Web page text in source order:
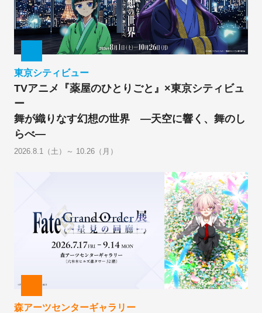
東京シティビュー
TVアニメ『薬屋のひとりごと』×東京シティビュ
ー
舞が織りなす幻想の世界 ―天空に響く、舞のし
らべ―
2026.8.1（土）～ 10.26（月）
森アーツセンターギャラリー